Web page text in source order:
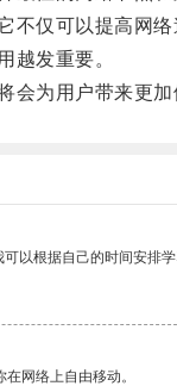
仅可以提高网络
发重要。
为用户带来更加
以根据自己的时间安排学
网络上自由移动。